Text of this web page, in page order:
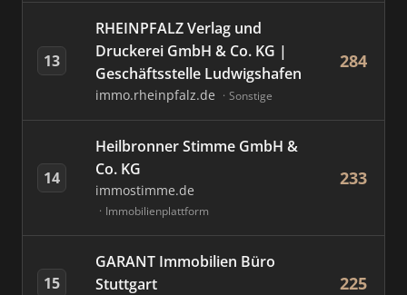
13
RHEINPFALZ Verlag und
Druckerei GmbH & Co. KG |
Geschäftsstelle Ludwigshafen
immo.rheinpfalz.de Sonstige
284
14
Heilbronner Stimme GmbH &
Co. KG
immostimme.de
Immobilienplattform
233
15
GARANT Immobilien Büro
Stuttgart
225